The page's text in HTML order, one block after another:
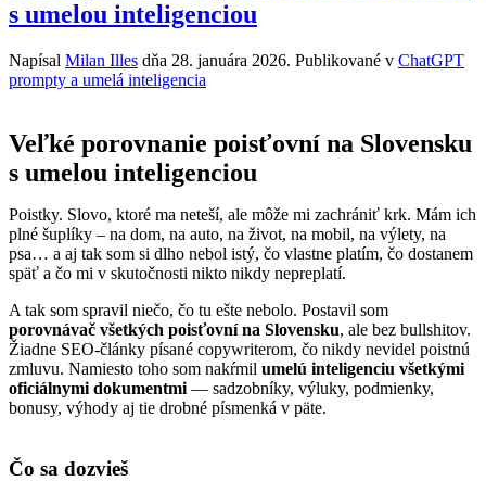
s umelou inteligenciou
Napísal Milan Illes dňa 28. januára 2026. Publikované v ChatGPT
prompty a umelá inteligencia
Veľké porovnanie poisťovní na Slovensku
s umelou inteligenciou
Poistky. Slovo, ktoré ma neteší, ale môže mi zachrániť krk. Mám ich
plné šuplíky – na dom, na auto, na život, na mobil, na výlety, na
psa… a aj tak som si dlho nebol istý, čo vlastne platím, čo dostanem
späť a čo mi v skutočnosti nikto nikdy nepreplatí.
A tak som spravil niečo, čo tu ešte nebolo. Postavil som
porovnávač všetkých poisťovní na Slovensku, ale bez bullshitov.
Žiadne SEO-články písané copywriterom, čo nikdy nevidel poistnú
zmluvu. Namiesto toho som nakŕmil umelú inteligenciu všetkými
oficiálnymi dokumentmi — sadzobníky, výluky, podmienky,
bonusy, výhody aj tie drobné písmenká v päte.
Čo sa dozvieš